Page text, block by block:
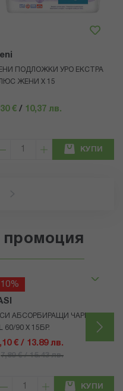
ПОДЛОЖКИ УРО ЕКСТРА
ЖЕНИ Х 15
€ / 10,37 лв.
КУПИ
четете страница
промоция
10%
АБСОРБИРАЩИ ЧАРШАФИ
60/90 Х 15БР.
€ / 13.89 лв.
7,89 € / 15.43 лв.
КУПИ